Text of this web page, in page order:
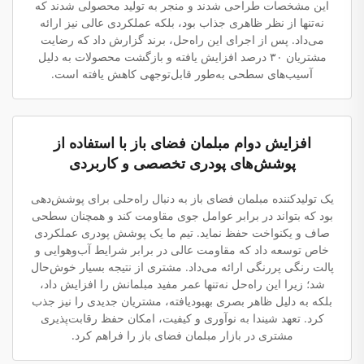
این مشخصات طراحی شدند و منجر به تولید محصولی شدند که
نه‌تنها از نظر ظاهری جذاب بود، بلکه عملکردی عالی نیز ارائه
می‌داد. پس از اجرای این راه‌حل، برند گزارش داد که رضایت
مشتریان ۳۰ درصد افزایش یافته و بازگشت محصولات به دلیل
آسیب‌های سطحی به‌طور قابل‌توجهی کاهش یافته است.
افزایش دوام مبلمان فضای باز با استفاده از
پوشش‌های پودری تخصصی و کاربردی
یک تولیدکننده مبلمان فضای باز به دنبال راه‌حلی برای پوشش‌دهی
بود که بتواند در برابر عوامل جوی مقاومت کند و همچنان سطحی
صاف و یکنواخت حفظ نماید. تیم ما یک پوشش پودری عملکردی
خاص توسعه داد که مقاومت عالی در برابر شرایط آب‌وهوایی و
پالت رنگی پررنگی ارائه می‌داد. مشتری از نتیجه بسیار خوش‌حال
شد؛ زیرا این راه‌حل نه‌تنها عمر مفید مبلمانش را افزایش داد،
بلکه به دلیل ظاهر بصری بهبودیافته، مشتریان جدیدی را نیز جذب
کرد. تعهد شیندا به نوآوری و کیفیت، امکان حفظ رقابت‌پذیری
مشتری در بازار مبلمان فضای باز را فراهم کرد.